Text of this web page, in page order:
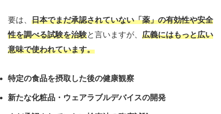
要は、 日本でまだ承認されていない「薬」の有効性や安全
性を調べる試験を治験と言いますが、 広義にはもっと広い
意味で使われています。
特定の食品を摂取した後の健康観察
新たな化粧品・ウェアラブルデバイスの開発